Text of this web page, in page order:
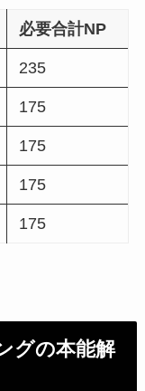
必要合計NP
235
175
175
175
175
グの本能解